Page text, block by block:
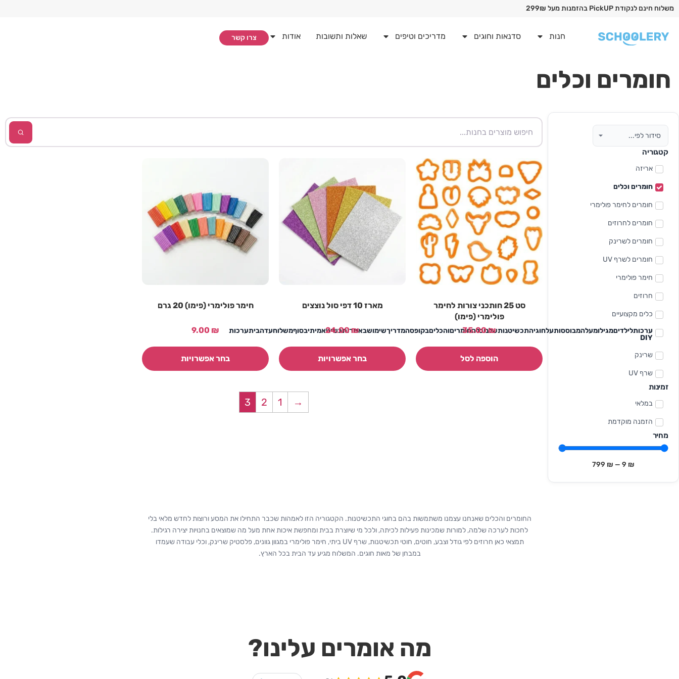
משלוח חינם לנקודת PickUP בהזמנות מעל 299₪
חנות סדנאות וחוגים מדריכים וטיפים שאלות ותשובות אודות צרו קשר
חומרים וכלים
קטגוריה
אריזה
חומרים וכלים
חומרים לחימר פולימרי
חומרים לחרוזים
חומרים לשרינק
חומרים לשרף UV
חימר פולימרי
חרוזים
כלים מקצועיים
ערכותלילדיםמגילומעלהמבוססותעלחוגיהתכשיטנותשלנוכלהחומריםוהכליםבקופסהמדריךשימושבאתרותכשיטאמיתיבסוףמשלוחעדהביתערכות
DIY
שרינק
שרף UV
זמינות
במלאי
הזמנה מוקדמת
מחיר
₪
9
—
₪
799
סט 25 חותכני צורות לחימר
פולימרי (פימו)
35.00₪
הוספה לסל
מארז 10 דפי סול נוצצים
24.00₪
בחר אפשרויות
חימר פולימרי (פימו) 20 גרם
9.00 ₪
בחר אפשרויות
→
1
2
3
החומרים והכלים שאנחנו עצמנו משתמשות בהם בחוגי התכשיטנות. הקטגוריה הזו לאמהות שכבר התחילו את המסע ורוצות לחדש מלאי בלי
לחכות לערכה שלמה, למורות שמכינות פעילות לכיתה, ולכל מי שיוצרת בבית ומחפשת איכות אחת מעל מה שמוצאים בחנויות יצירה רגילות.
תמצאי כאן חרוזים לפי גודל וצבע, חוטים, חוטי תכשיטנות, שרף UV ביתי, חימר פולימרי במגוון גוונים, פלסטיק שרינק, וכלי עבודה שעמדו
במבחן של מאות חוגים. המשלוח מגיע עד הבית בכל הארץ.
מה אומרים עלינו?